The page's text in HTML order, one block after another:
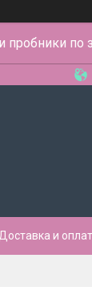
пробники по
Доставка и